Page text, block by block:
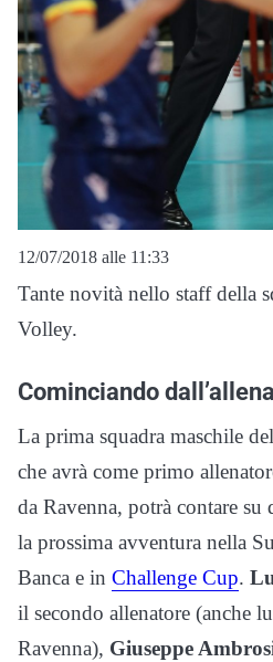
12/07/2018 alle 11:33
Tante novità nello staff della
Volley.
Cominciando
La prima squadra maschile
che avrà come primo
da Ravenna, potrà contare
la prossima avventura nella
Banca e in Challenge Cup.
il secondo allenatore (anche
Ravenna), Giuseppe